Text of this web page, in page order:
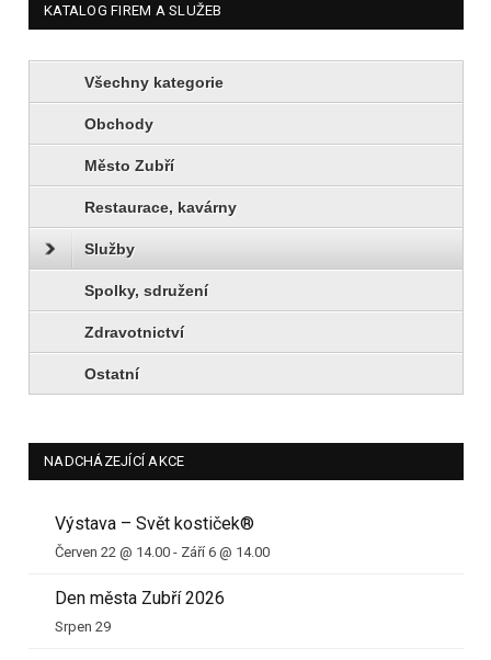
KATALOG FIREM A SLUŽEB
Všechny kategorie
Obchody
Město Zubří
Restaurace, kavárny
Služby
Spolky, sdružení
Zdravotnictví
Ostatní
NADCHÁZEJÍCÍ AKCE
Výstava – Svět kostiček®
Červen 22 @ 14.00 - Září 6 @ 14.00
Den města Zubří 2026
Srpen 29